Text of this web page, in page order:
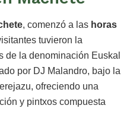
, comenzó a las horas
tuvieron la
de la denominación Euskal
por DJ Malandro, bajo la
ofreciendo una
y pintxos compuesta